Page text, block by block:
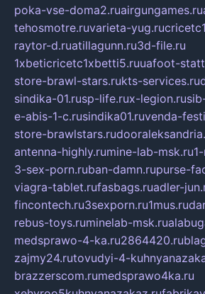
poka-vse-doma2.ruairgungames.ru
tehosmotre.ruvarieta-yug.ru
raytor-d.ruatillagunn.ru3d-file.ru
1xbeticricetc1xbetti5.ruuafoot-
store-brawl-stars.rukts-services.ru
sindika-01.rusp-life.rux-legion.ru
e-abis-1-c.rusindika01.ruvenda-
store-brawlstars.ru
antenna-highly.rumine-lab-msk.ru
3-sex-porn.ruban-damn.rupurse-
viagra-tablet.rufasbags.ruadler-
fincontech.ru3sexporn.ru1mus.ru
rebus-toys.ruminelab-msk.ru
medsprawo-4-ka.ru2864420.ru
zajmy24.rutovudyi-4-
brazzerscom.rumedsprawo4ka.ru